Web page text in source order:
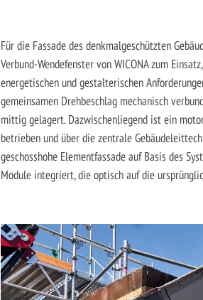
Für die Fassade des denkmalgeschützten
Verbund-Wendefenster von ­WICONA zum
energetischen und gestalterischen
gemeinsamen Drehbeschlag mechanisch
mittig gelagert. Dazwischenliegend ist ein
betrieben und über die zentrale
geschosshohe Elementfassade auf Basis des
Module integriert, die optisch auf die